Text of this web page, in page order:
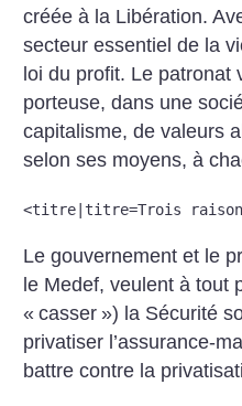
créée à la Libération.
secteur essentiel de la
loi du profit. Le patronat
porteuse, dans une
capitalisme, de valeurs
selon ses moyens, à
<titre|titre=Trois
Le gouvernement et le
le Medef, veulent à tout
« casser ») la Sécurité
privatiser l’assurance-
battre contre la